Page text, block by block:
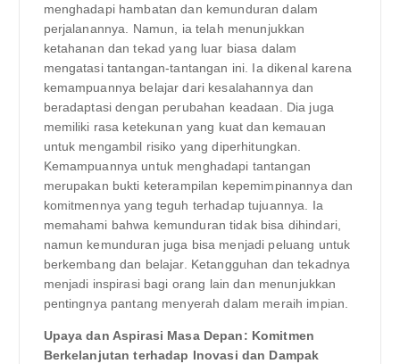
menghadapi hambatan dan kemunduran dalam
perjalanannya. Namun, ia telah menunjukkan
ketahanan dan tekad yang luar biasa dalam
mengatasi tantangan-tantangan ini. Ia dikenal karena
kemampuannya belajar dari kesalahannya dan
beradaptasi dengan perubahan keadaan. Dia juga
memiliki rasa ketekunan yang kuat dan kemauan
untuk mengambil risiko yang diperhitungkan.
Kemampuannya untuk menghadapi tantangan
merupakan bukti keterampilan kepemimpinannya dan
komitmennya yang teguh terhadap tujuannya. Ia
memahami bahwa kemunduran tidak bisa dihindari,
namun kemunduran juga bisa menjadi peluang untuk
berkembang dan belajar. Ketangguhan dan tekadnya
menjadi inspirasi bagi orang lain dan menunjukkan
pentingnya pantang menyerah dalam meraih impian.
Upaya dan Aspirasi Masa Depan: Komitmen
Berkelanjutan terhadap Inovasi dan Dampak